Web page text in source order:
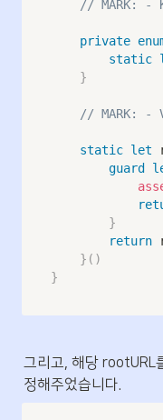
// MARK: -
private
static
}
// MARK: -
static let
guard
}
return
} ( )
}
그리고, 해당 rootURL
정해주었습니다.